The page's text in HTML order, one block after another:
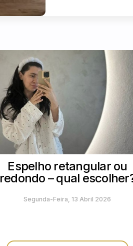
Espelho retangular ou
redondo – qual
Segunda-Feira, 13 Abril 2026